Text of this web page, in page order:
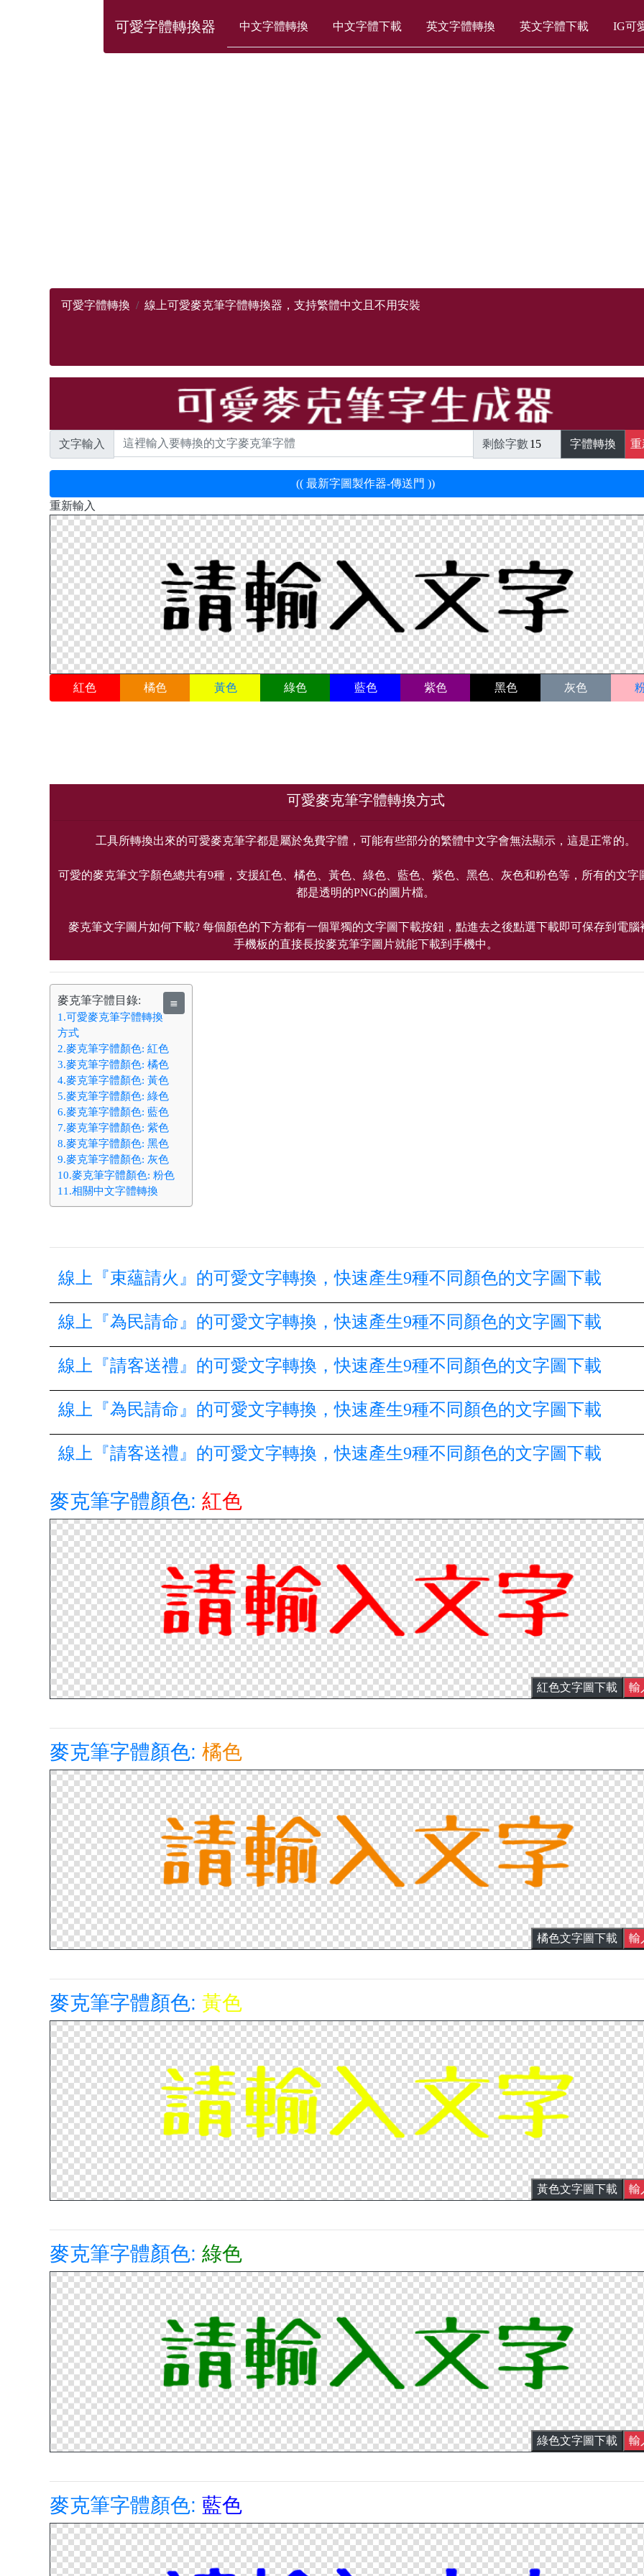
可愛字體轉換器 中文字體轉換 中文字體下載 英文字體轉換 英文字體下載 IG可
可愛字體轉換 線上可愛麥克筆字體轉換器，支持繁體中文且不用安裝
文字輸入 剩餘字數 字體轉換 重
(( 最新字圖製作器-傳送門 ))
重新輸入
紅色 橘色 黃色 綠色 藍色 紫色 黑色 灰色
可愛麥克筆字體轉換方式
工具所轉換出來的可愛麥克筆字都是屬於免費字體，可能有些部分的繁體中文字會無法顯示，這是正常的。
可愛的麥克筆文字顏色總共有9種，支援紅色、橘色、黃色、綠色、藍色、紫色、黑色、灰色和粉色等，所有的文字
都是透明的PNG的圖片檔。
麥克筆文字圖片如何下載? 每個顏色的下方都有一個單獨的文字圖下載按鈕，點進去之後點選下載即可保存到電腦
手機板的直接長按麥克筆字圖片就能下載到手機中。
麥克筆字體目錄: ≣
1.可愛麥克筆字體轉換
方式
2.麥克筆字體顏色: 紅色
3.麥克筆字體顏色: 橘色
4.麥克筆字體顏色: 黃色
5.麥克筆字體顏色: 綠色
6.麥克筆字體顏色: 藍色
7.麥克筆字體顏色: 紫色
8.麥克筆字體顏色: 黑色
9.麥克筆字體顏色: 灰色
10.麥克筆字體顏色: 粉色
11.相關中文字體轉換
線上『束蘊請火』的可愛文字轉換，快速產生9種不同顏色的文字圖下載
線上『為民請命』的可愛文字轉換，快速產生9種不同顏色的文字圖下載
線上『請客送禮』的可愛文字轉換，快速產生9種不同顏色的文字圖下載
線上『為民請命』的可愛文字轉換，快速產生9種不同顏色的文字圖下載
線上『請客送禮』的可愛文字轉換，快速產生9種不同顏色的文字圖下載
麥克筆字體顏色:紅色
紅色文字圖下載 輸
麥克筆字體顏色:橘色
橘色文字圖下載 輸
麥克筆字體顏色:黃色
黃色文字圖下載 輸
麥克筆字體顏色:綠色
綠色文字圖下載 輸
麥克筆字體顏色:藍色